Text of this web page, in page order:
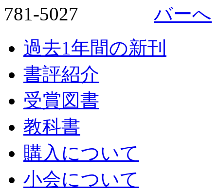
過去1年間の新刊
書評紹介
受賞図書
教科書
購入について
小会について